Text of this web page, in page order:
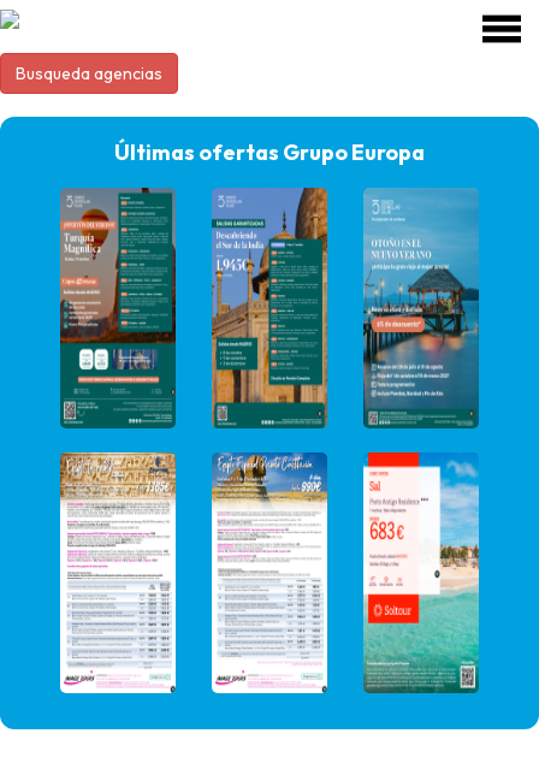
Busqueda agencias
Últimas ofertas Grupo Europa